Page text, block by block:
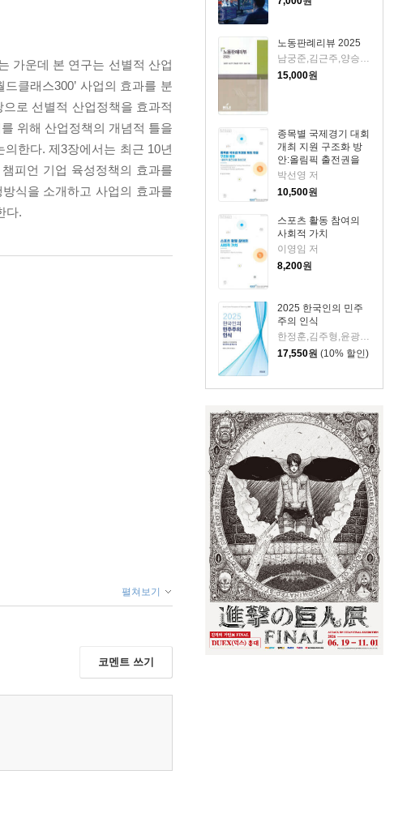
노동판례리뷰 2025
남궁준,김근주,양승엽,이슬기 저
15,000원
종목별 국제경기 대회
개최 지원 구조화 방
안:올림픽 출전권을
중심으로
박선영 저
10,500원
스포츠 활동 참여의
사회적 가치
이영임 저
8,200원
2025 한국인의 민주
주의 인식
17,550원 (10% 할인)
가운데 본 연구는 선별적 산업
클래스300’ 사업의 효과를 분
로 선별적 산업정책을 효과적
위해 산업정책의 개념적 틀을
한다. 제3장에서는 최근 10년
피언 기업 육성정책의 효과를
식을 소개하고 사업의 효과를
다.
펼쳐보기
코멘트 쓰기